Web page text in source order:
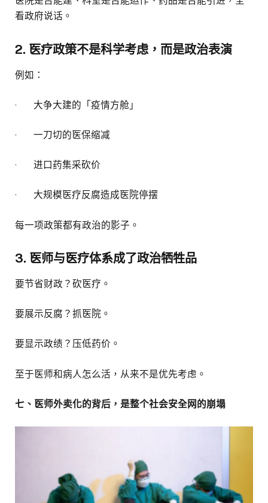
看政府说话。
2. 医疗政策不是科学考虑，而是政治表演
例如：
· 大争大建的「疫情方舱」
· 一刀切的医保缩减
· 进口药集采砍价
· 大规模医疗反腐造成医院停摆
每一项政策都有政治的影子。
3. 医师与医疗体系成了政治牺牲品
要节省财政？砍医疗。
要展示反腐？抓医院。
要显示政绩？压低药价。
至于医师和病人怎么活，从来不是优先考虑。
七、医师外卖化的背后，是整个社会安全网的崩塌